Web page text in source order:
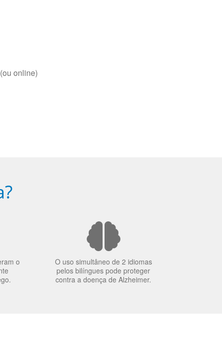
online)
o
O uso simultâneo de 2 idiomas
pelos bilíngues pode proteger
contra a doença de Alzheimer.